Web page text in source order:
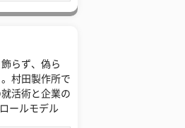
飾らず、偽ら
村田製作所で
活術と企業の
ールモデル